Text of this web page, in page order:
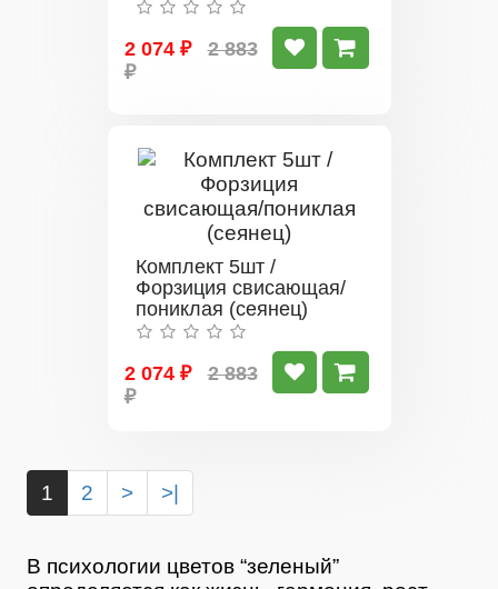
2 074 ₽
2 883
₽
Комплект 5шт /
Форзиция свисающая/
пониклая (сеянец)
2 074 ₽
2 883
₽
1 2 > >|
В психологии цветов “зеленый”